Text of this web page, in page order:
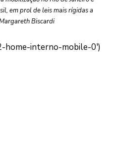
em prol de leis mais rígidas a
Biscardi